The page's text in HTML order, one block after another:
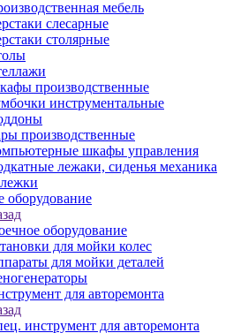
мебель
слесарные
столярные
производственные
инструментальные
производственные
шкафы управления
лежаки, сиденья механика
оборудование
оборудование
для мойки колес
для мойки деталей
для авторемонта
инструмент для авторемонта